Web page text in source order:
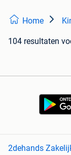
Home
104 resultaten
2dehands